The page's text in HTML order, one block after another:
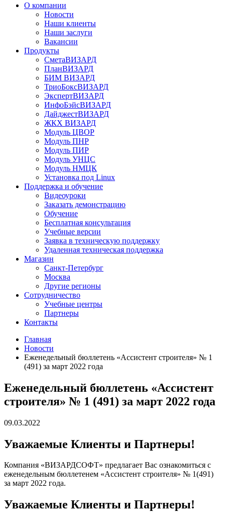
О компании
Новости
Наши клиенты
Наши заслуги
Вакансии
Продукты
СметаВИЗАРД
ПланВИЗАРД
БИМ ВИЗАРД
ТриоБоксВИЗАРД
ЭкспертВИЗАРД
ИнфоБэйсВИЗАРД
ДайджестВИЗАРД
ЖКХ ВИЗАРД
Модуль ЦВОР
Модуль ПНР
Модуль ПИР
Модуль УНЦС
Модуль НМЦК
Установка под Linux
Поддержка и обучение
Видеоуроки
Заказать демонстрацию
Обучение
Бесплатная консультация
Учебные версии
Заявка в техническую поддержку
Удаленная техническая поддержка
Магазин
Санкт-Петербург
Москва
Другие регионы
Сотрудничество
Учебные центры
Партнеры
Контакты
Главная
Новости
Еженедельный бюллетень «Ассистент строителя» № 1
(491) за март 2022 года
Еженедельный бюллетень «Ассистент
строителя» № 1 (491) за март 2022 года
09.03.2022
Уважаемые Клиенты и Партнеры!
Компания «ВИЗАРДСОФТ» предлагает Вас ознакомиться с
еженедельным бюллетенем «Ассистент строителя» № 1(491)
за март 2022 года.
Уважаемые Клиенты и Партнеры!